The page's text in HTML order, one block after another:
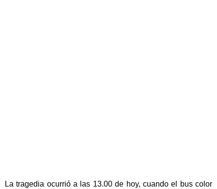
La tragedia ocurrió a las 13.00 de hoy, cuando el bus color